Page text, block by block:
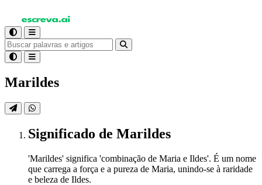
Marildes
Significado de Marildes
'Marildes' significa 'combinação de Maria e Ildes'. É um nome
que carrega a força e a pureza de Maria, unindo-se à raridade
e beleza de Ildes.